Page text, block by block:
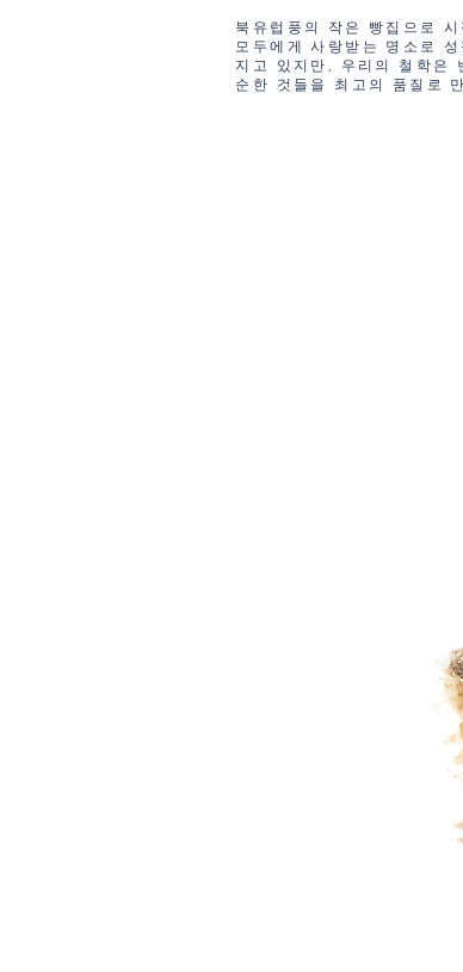
북유럽풍의 작은 빵집으로
모두에게 사랑받는 명소로
지고 있지만, 우리의 철학은
순한 것들을 최고의 품질로